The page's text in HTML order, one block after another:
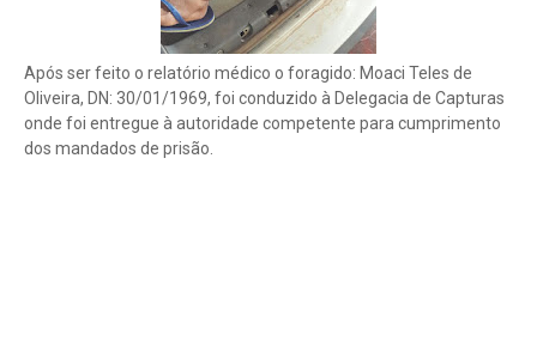
Após ser feito o relatório médico o foragido: Moaci Teles de
Oliveira, DN: 30/01/1969, foi conduzido à Delegacia de Capturas
onde foi entregue à autoridade competente para cumprimento
dos mandados de prisão.